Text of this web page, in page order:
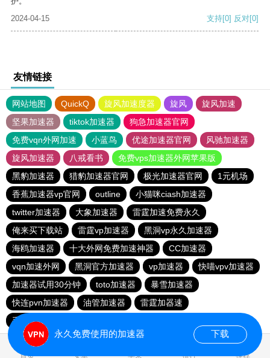
2024-04-15
支持[0] 反对[0]
友情链接
网站地图 QuickQ 旋风加速度器 旋风
旋风加速
坚果加速器
tiktok加速器
狗急加速器官网
免费vqn外网加速
小蓝鸟 优途加速器官网
风驰加速器
旋风加速器
八戒看书
免费vps加速器外网苹果版
黑豹加速器
猎豹加速器官网 极光加速器官网
1元机场
香蕉加速器vp官网
outline
小猫咪ciash加速器
twitter加速器
大象加速器
雷霆加速免费永久
俺来买下载站
雷霆vp加速器
黑洞vp永久加速器
海鸥加速器
十大外网免费加速神器
CC加速器
vqn加速外网
黑洞官方加速器 vp加速器
快喵vpv加速器
加速器试用30分钟
toto加速器
暴雪加速器
快连pvn加速器
油管加速器
雷霆加器速
手机外国加速器官网
首页 安卓 苹果 排行 推荐
永久免费使用的加速器 下载
0.032918s